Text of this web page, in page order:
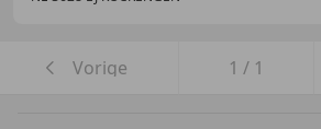
Vorige 1 / 1